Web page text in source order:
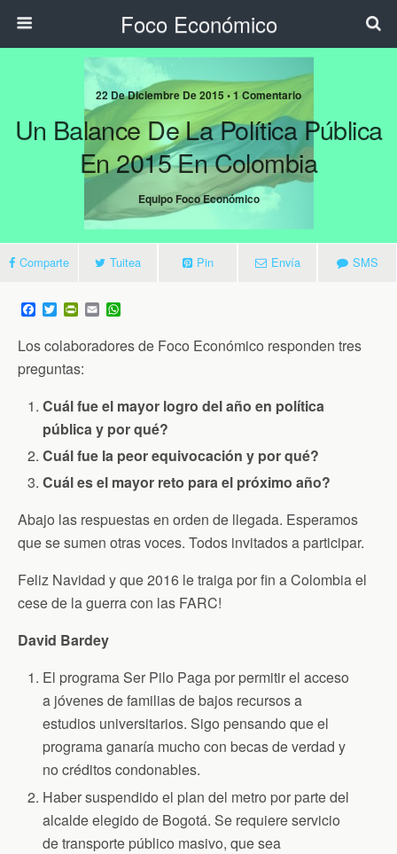
Foco Económico
22 De Diciembre De 2015 • 1 Comentario
Un Balance De La Política Pública
En 2015 En Colombia
Equipo Foco Económico
Comparte Tuitea Pin Envía SMS
F
a
e
b
o
k
T
w
t
t
e
P
n
t
F
i
e
n
d
l
y
E
m
a
i t
p
Los colaboradores de Foco Económico responden tres
preguntas:
Cuál fue el mayor logro del año en política
pública y por qué?
Cuál fue la peor equivocación y por qué?
Cuál es el mayor reto para el próximo año?
Abajo las respuestas en orden de llegada. Esperamos
que se sumen otras voces. Todos invitados a participar.
Feliz Navidad y que 2016 le traiga por fin a Colombia el
cese de la guerra con las FARC!
David Bardey
El programa Ser Pilo Paga por permitir el acceso
a jóvenes de familias de bajos recursos a
estudios universitarios. Sigo pensando que el
programa ganaría mucho con becas de verdad y
no créditos condonables.
Haber suspendido el plan del metro por parte del
alcalde elegido de Bogotá. Se requiere servicio
de transporte público masivo, que sea